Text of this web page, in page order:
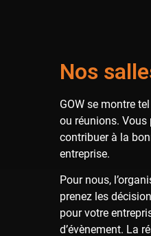
Nos
GOW se montre
ou réunions. Vous
contribuer à la
entreprise.
Pour nous,
prenez les
pour votre
d’évènement. La